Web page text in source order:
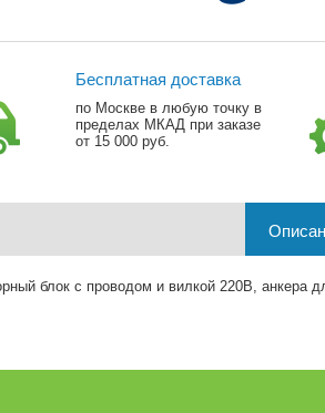
Бесплатная доставка
по Москве в любую точку в
пределах МКАД при заказе
от 15 000 руб.
блок с проводом и вилкой 220В, анкера